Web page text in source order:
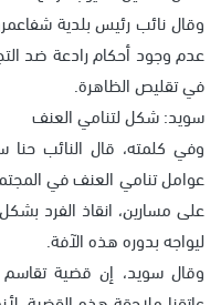
وقال نائب رئيس بلدية
عدم وجود أحكام رادعة ضد
في تقليص الظاهرة.
سويد: شكل لتنامي العنف
وفي كلمته، قال النائب
عوامل تنامي العنف في
على مسارين، انقاذ الفرد
ليواجه بدوره هذه الآفة.
وقال سويد، إن قضية تقاسم